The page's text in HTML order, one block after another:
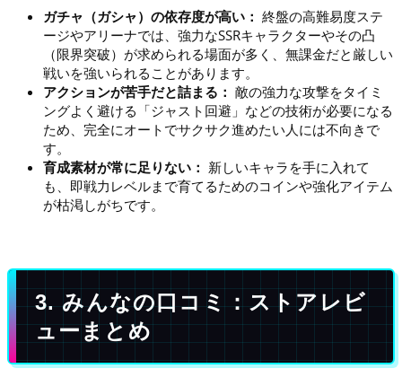
ガチャ（ガシャ）の依存度が高い： 終盤の高難易度ステ
ージやアリーナでは、強力なSSRキャラクターやその凸
（限界突破）が求められる場面が多く、無課金だと厳しい
戦いを強いられることがあります。
アクションが苦手だと詰まる： 敵の強力な攻撃をタイミ
ングよく避ける「ジャスト回避」などの技術が必要になる
ため、完全にオートでサクサク進めたい人には不向きで
す。
育成素材が常に足りない： 新しいキャラを手に入れて
も、即戦力レベルまで育てるためのコインや強化アイテム
が枯渇しがちです。
3. みんなの口コミ：ストアレビ
ューまとめ